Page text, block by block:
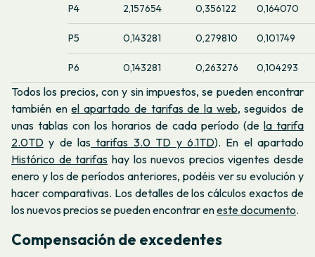
P4 2,157654 0,356122 0,164070
P5 0,143281 0,279810 0,101749
P6 0,143281 0,263276 0,104293
Todos los precios, con y sin impuestos, se pueden encontrar
también enel apartado de tarifas de la web, seguidos de
unas tablas con los horarios de cada período (de la tarifa
2.0TD y de las tarifas 3.0 TD y 6.1TD). En el apartado
Histórico de tarifas hay los nuevos precios vigentes desde
enero y los de períodos anteriores, podéis ver su evolución y
hacer comparativas. Los detalles de los cálculos exactos de
los nuevos precios se pueden encontrar eneste documento.
Compensación de excedentes